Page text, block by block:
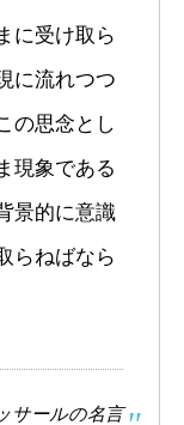
に受け取ら
に流れつつ
の思念とし
現象である
景的に意識
らねばなら
サールの名言